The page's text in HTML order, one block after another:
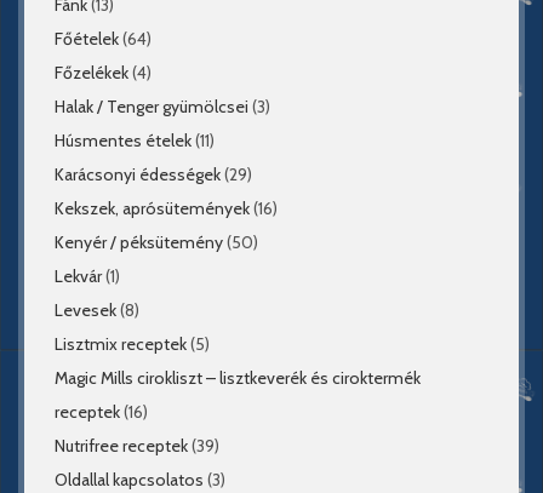
Fánk(13)
Főételek(64)
Főzelékek(4)
Halak / Tenger gyümölcsei (3)
Húsmentes ételek(11)
Karácsonyi édességek(29)
Kekszek, aprósütemények(16)
Kenyér / péksütemény(50)
Lekvár(1)
Levesek(8)
Lisztmix receptek(5)
Magic Mills cirokliszt – lisztkeverék és ciroktermék
receptek(16)
Nutrifree receptek(39)
Oldallal kapcsolatos (3)